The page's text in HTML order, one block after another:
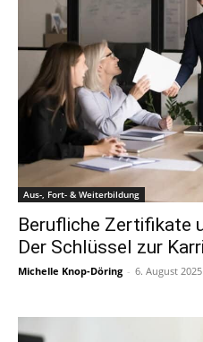
Aus-, Fort- & Weiterbildung
Berufliche Zertifikate
Der Schlüssel zur
Michelle Knop-Döring - 6. August 2025